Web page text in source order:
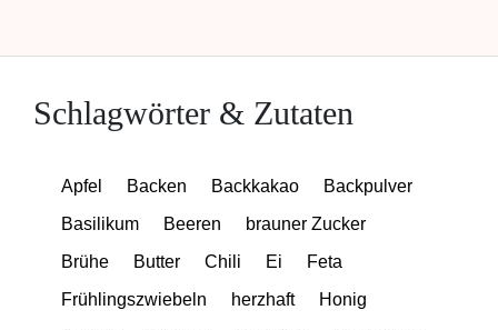
Schlagwörter & Zutaten
Apfel Backen Backkakao
Backpulver
Basilikum
Beeren
brauner Zucker
Brühe
Butter Chili Ei
Feta
Frühlingszwiebeln
herzhaft
Honig